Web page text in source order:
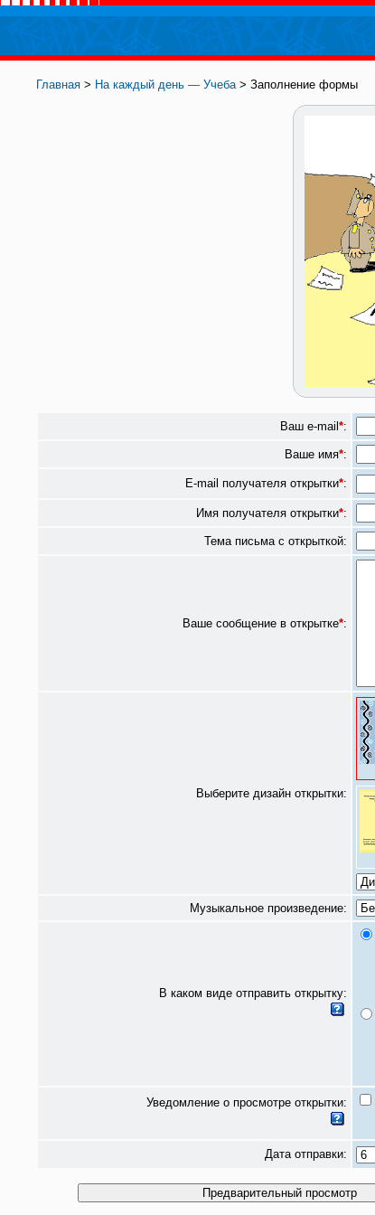
Главная > На каждый день — Учеба> Заполнение формы
Ваш e-mail *:
Ваше имя*:
E-mail получателя открытки*:
Имя получателя открытки*:
Тема письма с открыткой:
Ваше сообщение в открытке*:
Выберите дизайн открытки:
Музыкальное произведение:
В каком виде отправить открытку:
Уведомление о просмотре открытки:
Дата отправки: